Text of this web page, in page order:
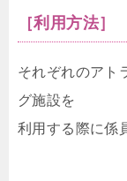
［利用方法］
それぞれのアト
グ施設を
利用する際に係